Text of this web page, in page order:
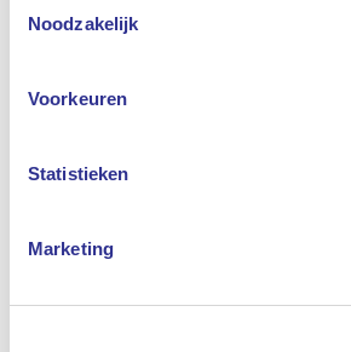
Noodzakelijk
Voorkeuren
Statistieken
Marketing